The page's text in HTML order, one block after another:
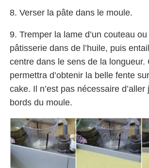
8. Verser la pâte dans le moule.
9. Tremper la lame d’un couteau
pâtisserie dans de l’huile, puis
centre dans le sens de la longueur.
permettra d’obtenir la belle fente
cake. Il n’est pas nécessaire d’aller
bords du moule.